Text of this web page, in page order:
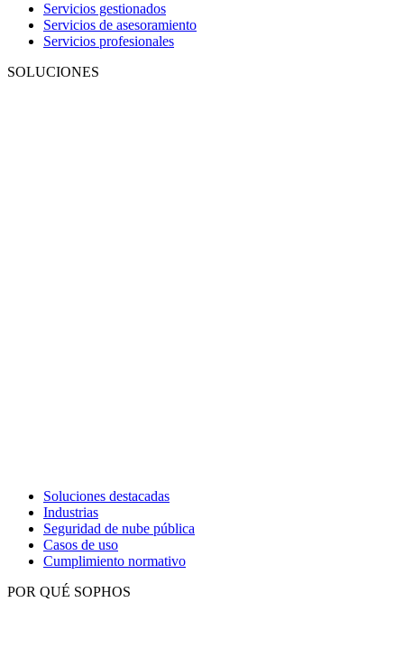
Servicios gestionados
Servicios de asesoramiento
Servicios profesionales
SOLUCIONES
Soluciones destacadas
Industrias
Seguridad de nube pública
Casos de uso
Cumplimiento normativo
POR QUÉ SOPHOS